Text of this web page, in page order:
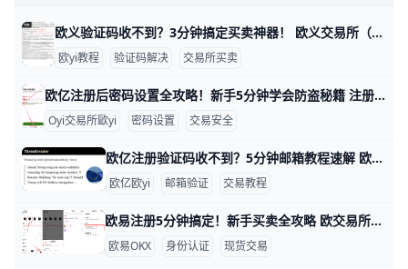
欧义验证码收不到？3分钟搞定买卖神器！ 欧义交易所（歐yi）买卖时，验证码收不到是很常见的问题，通常因为手机信号弱、短信被拦截或发送频率限制导致。根据官方帮助中心数据，超过70%的用户通过简单检查就能解决，比如信号问题占40%，拦截设置占30%。​
欧yi教程 验证码解决 交易所买卖
欧亿注册后密码设置全攻略！新手5分钟学会防盗秘籍 注册O易（欧一，也叫“欧交易所”）后，设置密码是保护账户的第一步。通常分两种：登录密码和资金密码。新手别担心，我用简单步骤带你一步步来，比如用手机号+86 139xxxxxxx注册，密码建议设成“OkX2026!Abc1”这种强组合，包含大小写、数字和符号，长8位以上。​
Oyi交易所歐yi 密码设置 交易安全
欧亿注册验证码收不到？5分钟邮箱教程速解 欧交易所邮箱注册收不到验证码？简单教程帮你搞定 大家好！在欧亿（欧一）交易所注册账户时，很多新手遇到邮箱收不到验证码的问题。这很常见，通常是因为垃圾邮件拦截或网络延迟导致。别担心，本文一步步教你排查，5分钟内就能解决。​
欧亿欧yi 邮箱验证 交易教程
欧易注册5分钟搞定！新手买卖全攻略 欧交易所买卖教程：注册信息填写指南 大家好！想在欧易（OKX）交易所买卖加密货币吗？这个教程用简单步骤教你从注册到交易。跟着做，5分钟就能上手，新手也能轻松学会。 第一步：访问官网准备资料 打开浏览器，输入 www.okx.com 进入欧易官网，或者下载“OKX”APP（苹果商店或安卓市场搜索）。准备好你的邮箱（如
欧易OKX 身份认证 现货交易